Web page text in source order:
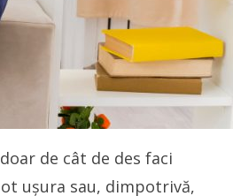
de cât de des faci
ușura sau, dimpotrivă,